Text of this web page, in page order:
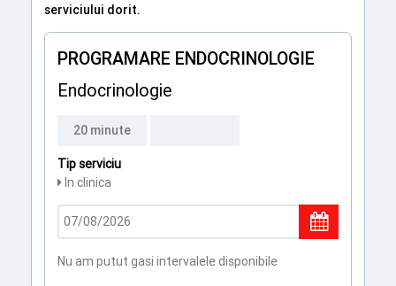
serviciului dorit.
PROGRAMARE ENDOCRINOLOGIE
Endocrinologie
20 minute
Tip serviciu
In clinica
Nu am putut gasi intervalele disponibile